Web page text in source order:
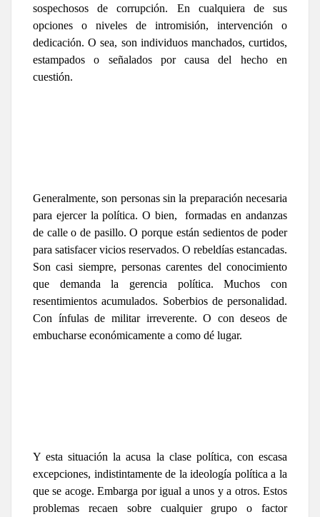
sospechosos de corrupción. En cualquiera de sus
opciones o niveles de intromisión, intervención o
dedicación. O sea, son individuos manchados, curtidos,
estampados o señalados por causa del hecho en
cuestión.
Generalmente, son personas sin la preparación necesaria
para ejercer la política. O bien, formadas en andanzas
de calle o de pasillo. O porque están sedientos de poder
para satisfacer vicios reservados. O rebeldías estancadas.
Son casi siempre, personas carentes del conocimiento
que demanda la gerencia política. Muchos con
resentimientos acumulados. Soberbios de personalidad.
Con ínfulas de militar irreverente. O con deseos de
embucharse económicamente a como dé lugar.
Y esta situación la acusa la clase política, con escasa
excepciones, indistintamente de la ideología política a la
que se acoge. Embarga por igual a unos y a otros. Estos
problemas recaen sobre cualquier grupo o factor